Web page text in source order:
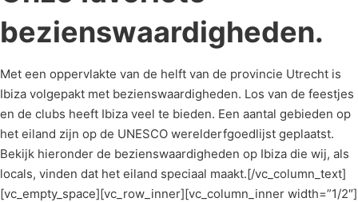
bezienswaardigheden.
Met een oppervlakte van de helft van de provincie Utrecht is
Ibiza volgepakt met bezienswaardigheden. Los van de feestjes
en de clubs heeft Ibiza veel te bieden. Een aantal gebieden op
het eiland zijn op de UNESCO werelderfgoedlijst geplaatst.
Bekijk hieronder de bezienswaardigheden op Ibiza die wij, als
locals, vinden dat het eiland speciaal maakt.[/vc_column_text]
[vc_empty_space][vc_row_inner][vc_column_inner width=”1/2″]